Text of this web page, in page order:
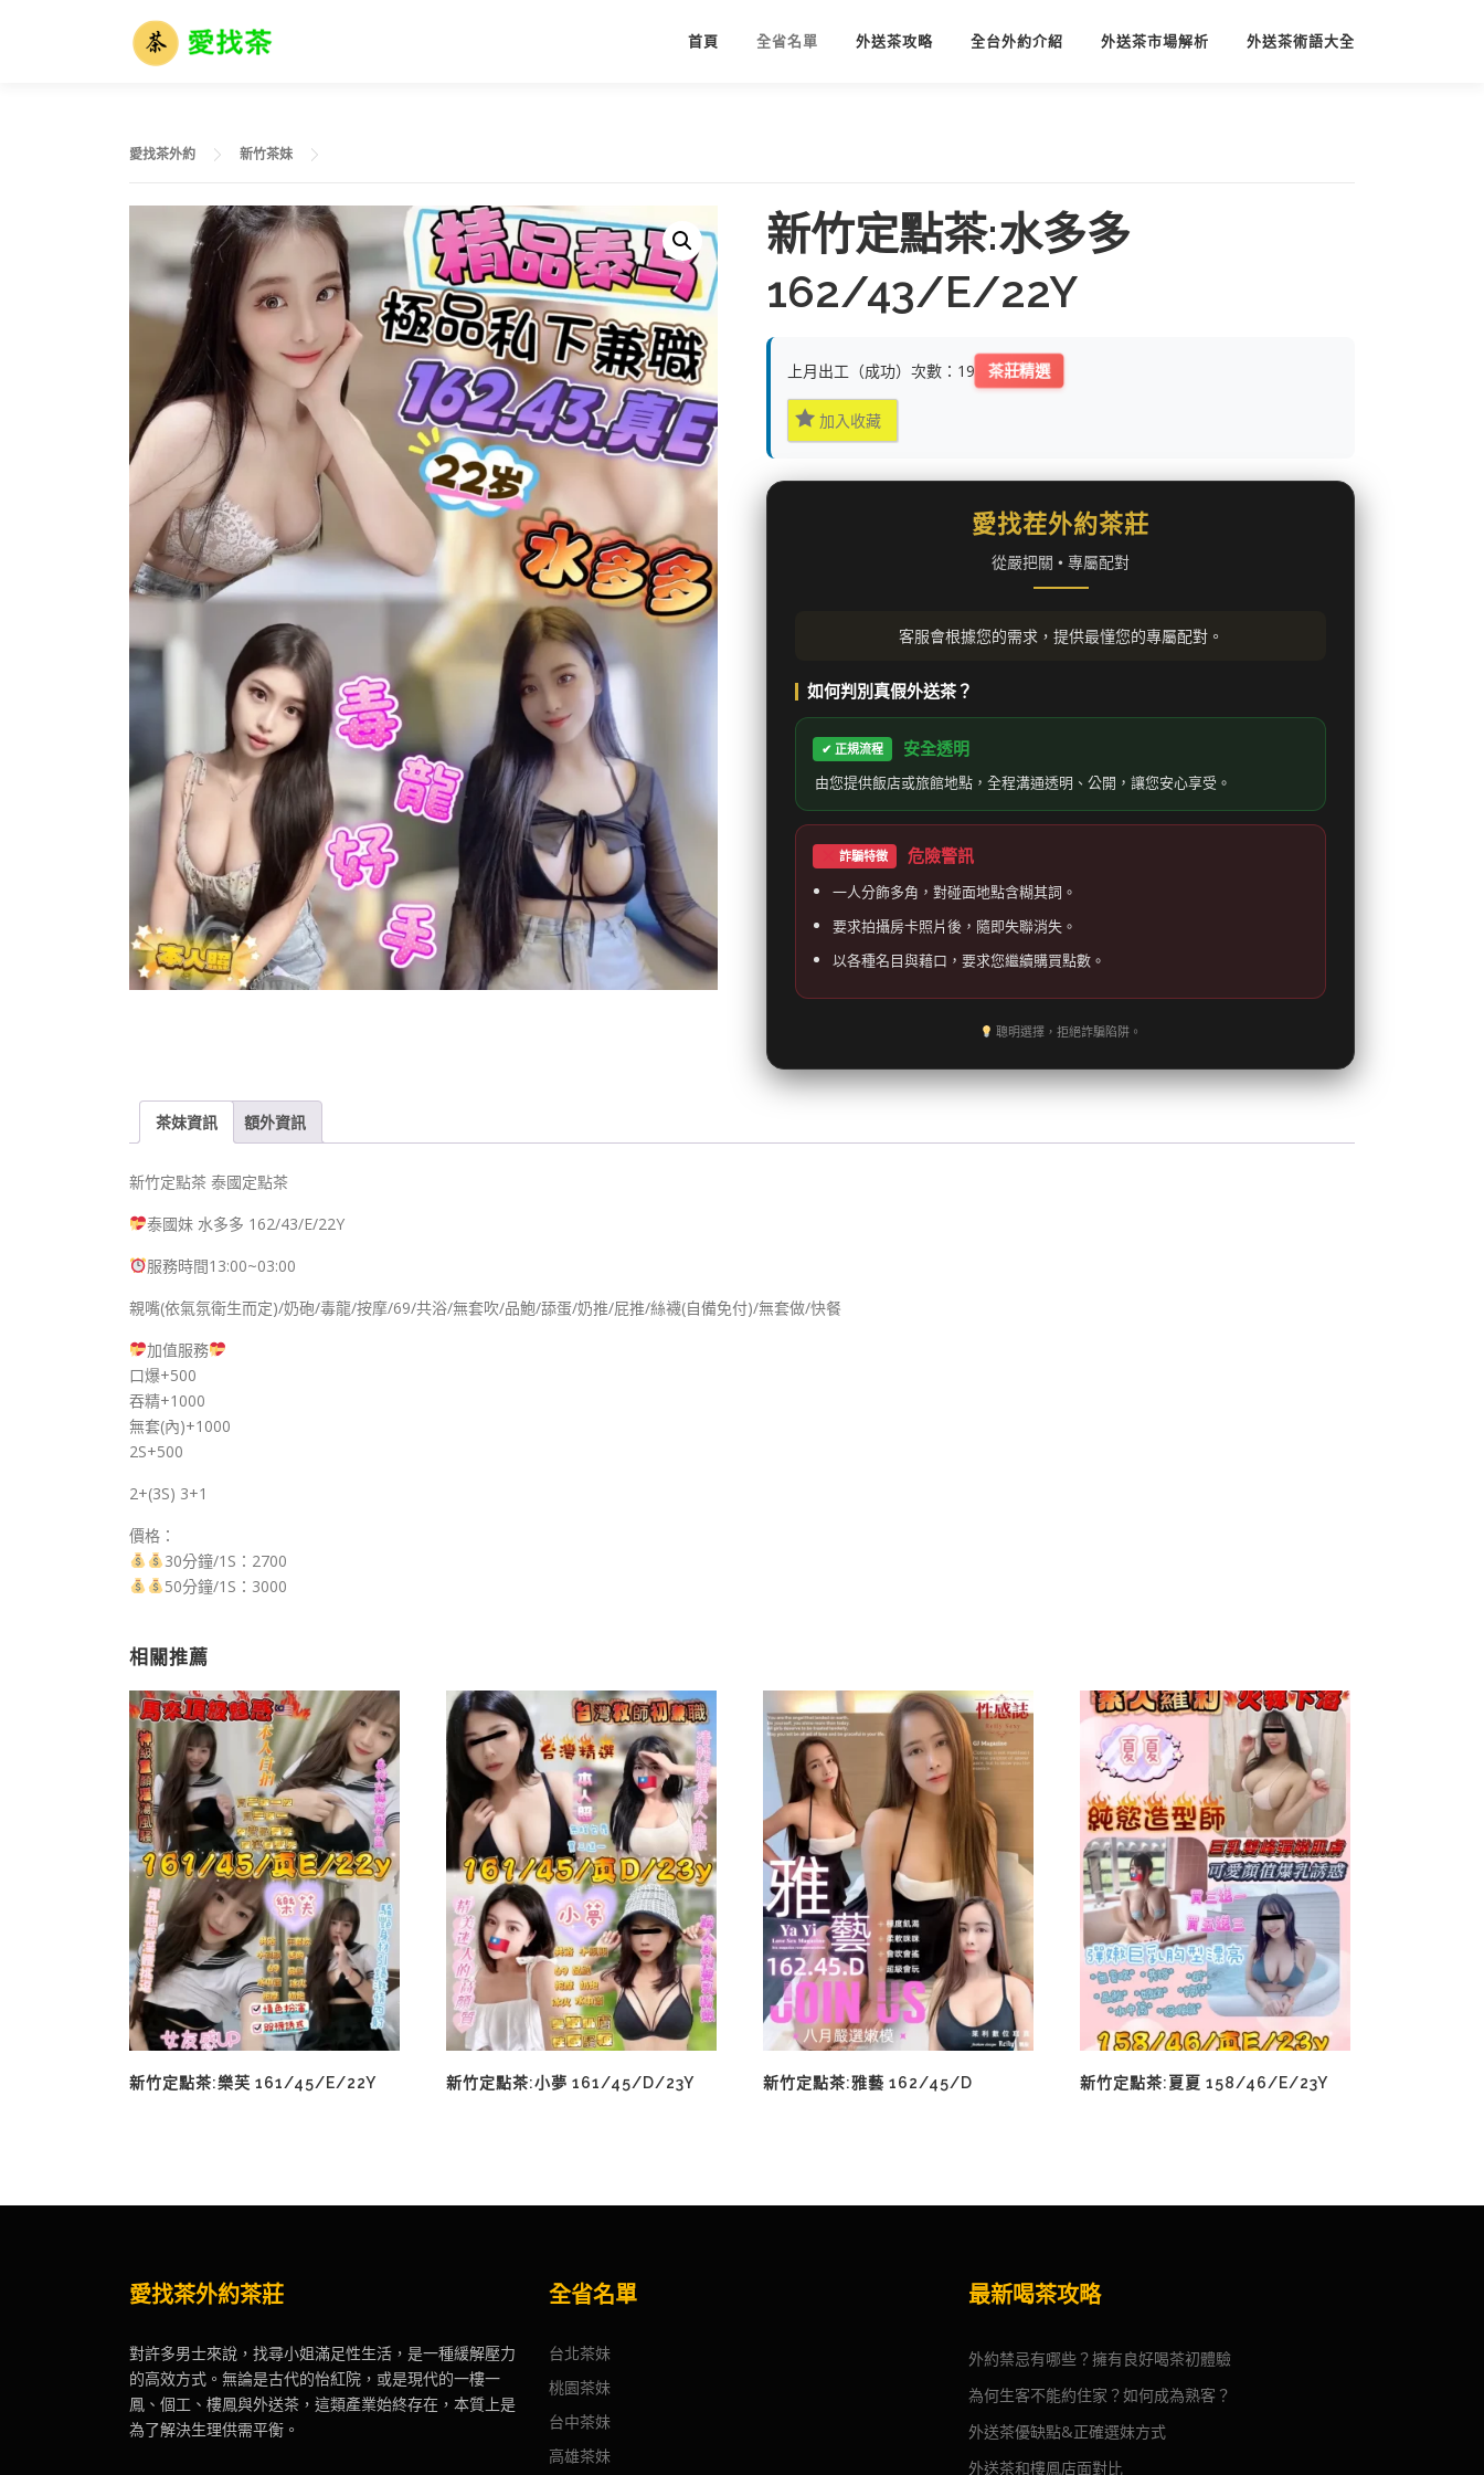
首頁 全省名單 外送茶攻略 全台外約介紹 外送茶市場解析 外送茶術語大全
愛找茶外約 新竹茶妹
新竹定點茶:水多多
162/43/E/22Y
上月出工（成功）次數：19 茶莊精選
加入收藏
愛找茬外約茶莊
從嚴把關 • 專屬配對
客服會根據您的需求，提供最懂您的專屬配對。
如何判別真假外送茶？
✔ 正規流程 安全透明
由您提供飯店或旅館地點，全程溝通透明、公開，讓您安心享受。
詐騙特徵 危險警訊
一人分飾多角，對碰面地點含糊其詞。
要求拍攝房卡照片後，隨即失聯消失。
以各種名目與藉口，要求您繼續購買點數。
聰明選擇，拒絕詐騙陷阱。
茶妹資訊 額外資訊
新竹定點茶 泰國定點茶
泰國妹 水多多 162/43/E/22Y
服務時間13:00~03:00
親嘴(依氣氛衛生而定)/奶砲/毒龍/按摩/69/共浴/無套吹/品鮑/舔蛋/奶推/屁推/絲襪(自備免付)/無套做/快餐
加值服務
口爆+500
吞精+1000
無套(內)+1000
2S+500
2+(3S) 3+1
價格：
30分鐘/1S：2700
50分鐘/1S：3000
相關推薦
新竹定點茶:樂芙 161/45/E/22Y 新竹定點茶:小夢 161/45/D/23Y 新竹定點茶:雅藝 162/45/D 新竹定點茶:夏夏 158/46/E/23Y
愛找茶外約茶莊
對許多男士來說，找尋小姐滿足性生活，是一種緩解壓力
的高效方式。無論是古代的怡紅院，或是現代的一樓一
鳳、個工、樓鳳與外送茶，這類產業始終存在，本質上是
為了解決生理供需平衡。
全省名單
台北茶妹
桃園茶妹
台中茶妹
高雄茶妹
最新喝茶攻略
外約禁忌有哪些？擁有良好喝茶初體驗
為何生客不能約住家？如何成為熟客？
外送茶優缺點&正確選妹方式
外送茶和樓鳳店面對比